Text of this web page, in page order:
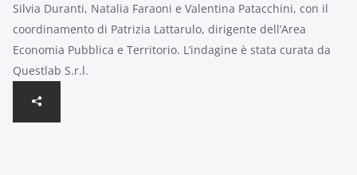
Silvia Duranti, Natalia Faraoni e Valentina Patacchini, con il
coordinamento di Patrizia Lattarulo, dirigente dell’Area
Economia Pubblica e Territorio. L’indagine è stata curata da
Questlab S.r.l.